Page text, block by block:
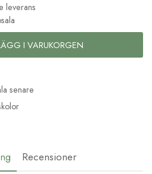
leverans
I VARUKORGEN
senare
Recensioner